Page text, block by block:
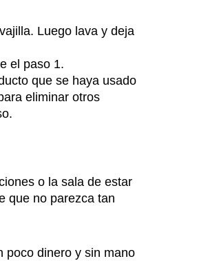
Luego lava y deja
el paso 1.
que se haya usado
eliminar otros
o la sala de estar
que no parezca tan
poco dinero y sin mano